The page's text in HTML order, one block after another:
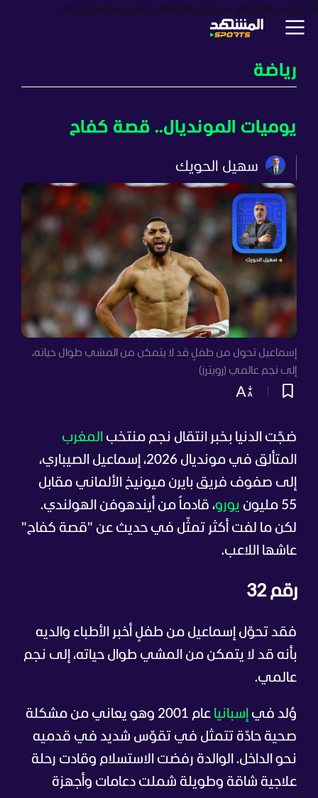
أخبار برامجالمشهد سبورتسالمشهد بزنسبودكاستترندات
رياضة
يوميات المونديال.. قصة كفاح
سهيل الحويك
إسماعيل تحول من طفلٍ قد لا يتمكن من المشي طوال حياته،
إلى نجم عالمي (رويترز)
ضجّت الدنيا بخبر انتقال نجم منتخب المغرب
المتألق في مونديال 2026، إسماعيل الصيباري،
إلى صفوف فريق بايرن ميونيخ الألماني مقابل
55 مليون
يورو، قادماً من أيندهوفن الهولندي.
لكن ما لفت أكثر تمثّل في حديث عن "قصة كفاح"
عاشها اللاعب.
رقم 32
فقد تحوّل إسماعيل من طفلٍ أخبر الأطباء والديه
بأنه قد لا يتمكن من المشي طوال حياته، إلى نجم
عالمي.
وُلد في إسبانيا
عام 2001 وهو يعاني من مشكلة
صحية حادّة تتمثل في تقوّس شديد في قدميه
نحو الداخل. الوالدة رفضت الاستسلام وقادت رحلة
علاجية شاقة وطويلة شملت دعامات وأجهزة